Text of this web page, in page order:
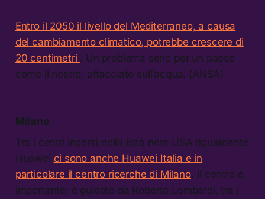
Entro il 2050 il livello del Mediterraneo, a causa
del cambiamento climatico, potrebbe crescere di
20 centimetri . Un problema serio per un paese
come il nostro, affacciato sull’acqua. (ANSA)
Milano
Tra i centri inseriti nella lista nera USA riguardante
Huawei ci sono anche Huawei Italia e in
particolare il centro ricerche di Milano. Il centro è
importante: è guidato da Roberto Lombardi, tra i